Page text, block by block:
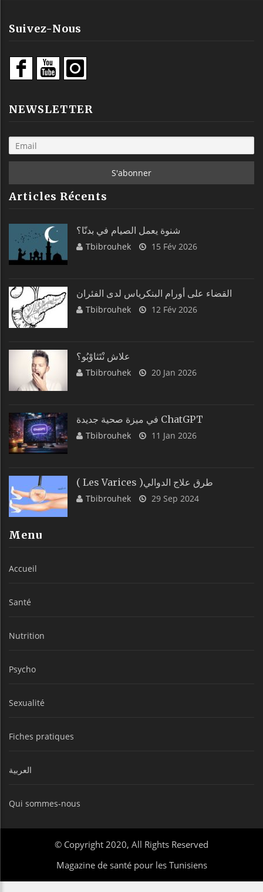
Suivez-Nous
NEWSLETTER
Articles Récents
شنوة يعمل الصيام في بدنّا؟
Tbibrouhek 15 Fév 2026
القضاء على أورام البنكرياس لدى الفئران
Tbibrouhek 12 Fév 2026
علاش نْتَثاوْبُو؟
Tbibrouhek 20 Jan 2026
في ميزة صحية جديدة ChatGPT
Tbibrouhek 11 Jan 2026
( Les Varices )طرق علاج الدوالي
Tbibrouhek 29 Sep 2024
Menu
Accueil
Santé
Nutrition
Psycho
Sexualité
Fiches pratiques
العربية
Qui sommes-nous
© Copyright 2020, All Rights Reserved
Magazine de santé pour les Tunisiens